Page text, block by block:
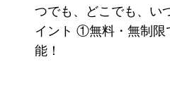
つでも、どこでも、い
イント ①無料・無制限
能！